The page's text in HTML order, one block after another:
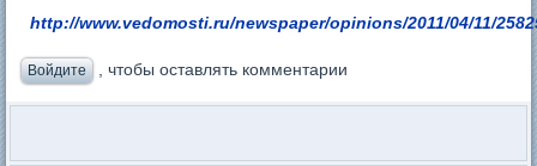
http://www.vedomosti.ru/newspaper/opinions/2011/04/11/
Войдите , чтобы оставлять комментарии